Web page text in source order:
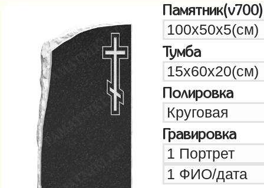
Памятник(v700)
Тумба
Полировка
Гравировка